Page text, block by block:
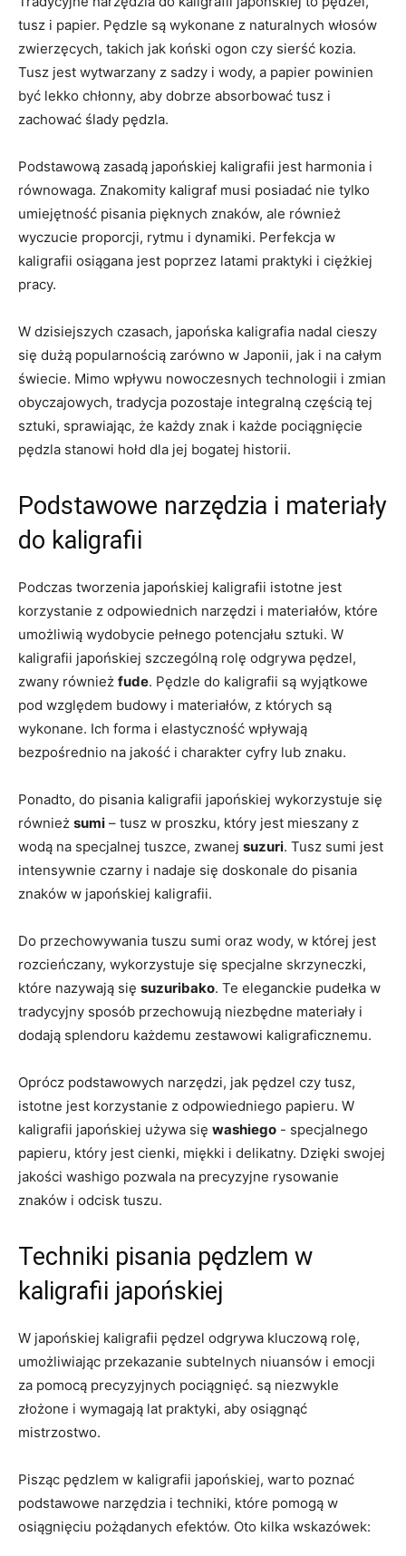
tusz i papier. Pędzle są wykonane z naturalnych ‌włosów
zwierzęcych, takich jak ‌koński ⁢ogon czy sierść kozia.
Tusz jest wytwarzany z sadzy i ⁤wody, ‍a papier powinien
być lekko‌ chłonny, aby dobrze absorbować tusz i
zachować ślady pędzla.
Podstawową zasadą japońskiej kaligrafii jest ‌harmonia i
równowaga. Znakomity kaligraf musi posiadać nie ⁣tylko
umiejętność pisania pięknych znaków, ale ⁢również‌
wyczucie proporcji, rytmu i dynamiki. Perfekcja w
kaligrafii⁤ osiągana jest poprzez latami praktyki i ciężkiej
pracy.
W dzisiejszych czasach, japońska‌ kaligrafia nadal cieszy
się dużą popularnością zarówno w Japonii,⁣ jak i na całym⁣
świecie. Mimo wpływu nowoczesnych technologii i‍ zmian
obyczajowych, tradycja pozostaje integralną ​częścią tej
sztuki, ⁢sprawiając, ⁣że każdy znak i ‌każde pociągnięcie‌
pędzla stanowi hołd dla jej bogatej‌ historii.
Podstawowe narzędzia i materiały
do kaligrafii
Podczas tworzenia japońskiej kaligrafii ‍istotne jest
‍korzystanie z ⁢odpowiednich narzędzi i⁣ materiałów, które
umożliwią wydobycie pełnego potencjału sztuki. ‌W
kaligrafii japońskiej szczególną rolę odgrywa pędzel,
zwany‌ również fude. Pędzle do kaligrafii‌ są wyjątkowe
pod względem budowy i materiałów, z których są
wykonane. Ich forma ⁤i elastyczność wpływają
bezpośrednio na jakość i charakter cyfry lub znaku.
Ponadto, do pisania ‍kaligrafii ⁤japońskiej ⁤wykorzystuje się
również‌ sumi – tusz w proszku, ‌który jest mieszany z ​
wodą​ na specjalnej ​tuszce, ​zwanej suzuri. Tusz sumi jest
intensywnie czarny i nadaje się doskonale do ⁣pisania
znaków w japońskiej kaligrafii.
Do przechowywania tuszu sumi oraz wody, w której jest
rozcieńczany, wykorzystuje się specjalne skrzyneczki,
które‍ nazywają się suzuribako. Te eleganckie ‌pudełka w
tradycyjny sposób przechowują​ niezbędne materiały ⁣i
dodają splendoru każdemu zestawowi kaligraficznemu.
Oprócz podstawowych narzędzi, jak pędzel ⁤czy tusz,
istotne jest ⁣korzystanie z odpowiedniego papieru. W
kaligrafii japońskiej⁤ używa‍ się⁤ washiego ‍- specjalnego
papieru, ‌który jest ​cienki, miękki i delikatny. Dzięki swojej
jakości washigo pozwala na precyzyjne rysowanie
znaków i⁢ odcisk tuszu.
Techniki pisania pędzlem w⁢
kaligrafii⁤ japońskiej
W japońskiej kaligrafii pędzel odgrywa kluczową rolę,
umożliwiając przekazanie ‍subtelnych niuansów‍ i emocji
za pomocą precyzyjnych‌ pociągnięć. są niezwykle
złożone‍ i wymagają⁢ lat praktyki, aby osiągnąć
mistrzostwo.
Pisząc pędzlem w kaligrafii japońskiej, ​warto​ poznać‌
podstawowe narzędzia i techniki, które pomogą w⁢
osiągnięciu pożądanych ‌efektów.‍ Oto kilka wskazówek: